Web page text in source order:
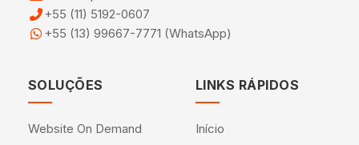
+55 (11) 5192-0607
+55 (13) 99667-7771 (WhatsApp)
SOLUÇÕES
Website On Demand
LINKS RÁPIDOS
Início